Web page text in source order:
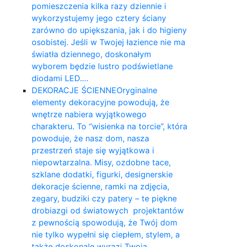
pomieszczenia kilka razy dziennie i
wykorzystujemy jego cztery ściany
zarówno do upiększania, jak i do higieny
osobistej. Jeśli w Twojej łazience nie ma
światła dziennego, doskonałym
wyborem będzie lustro podświetlane
diodami LED.…
DEKORACJE ŚCIENNEOryginalne
elementy dekoracyjne powodują, że
wnętrze nabiera wyjątkowego
charakteru. To “wisienka na torcie”, która
powoduje, że nasz dom, nasza
przestrzeń staje się wyjątkowa i
niepowtarzalna. Misy, ozdobne tace,
szklane dodatki, figurki, designerskie
dekoracje ścienne, ramki na zdjęcia,
zegary, budziki czy patery – te piękne
drobiazgi od światowych projektantów
z pewnością spowodują, że Twój dom
nie tylko wypełni się ciepłem, stylem, a